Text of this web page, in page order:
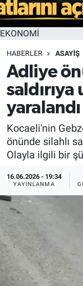
EKONOMİ
HABERLER ASAYİŞ
Adliye
yaralandı
Kocaeli'nin
önünde silahlı
Olayla ilgili bir
16.06.2026 - 19:34
YAYINLANMA